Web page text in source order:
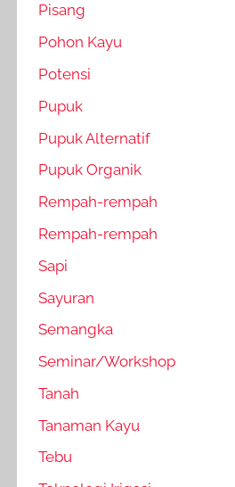
Pisang
Pohon Kayu
Potensi
Pupuk
Pupuk Alternatif
Pupuk Organik
Rempah-rempah
Rempah-rempah
Sapi
Sayuran
Semangka
Seminar/Workshop
Tanah
Tanaman Kayu
Tebu